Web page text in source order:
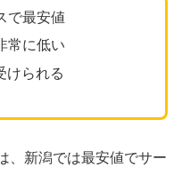
で最安値
常に低い
けられる
、新潟では最安値でサー